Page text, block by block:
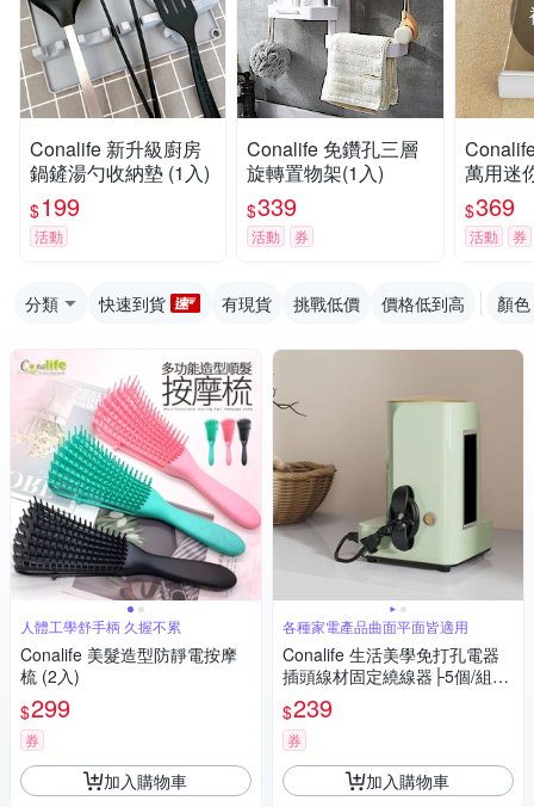
Conalife 新升級廚房
鍋鏟湯勺收納墊 (1入)
$199
活動
Conalife 免鑽孔三層
旋轉置物架(1入)
$339
活動 券
萬用迷
$369
活動 券
分類 快速到貨 有現貨 挑戰低價 價格低到高 顏色
人體工學舒手柄 久握不累
Conalife 美髮造型防靜電按摩
梳 (2入)
$299
券
加入購物車
各種家電產品曲面平面皆適用
Conalife 生活美學免打孔電器
插頭線材固定繞線器├5個/組┤
（1組）
$239
券
加入購物車